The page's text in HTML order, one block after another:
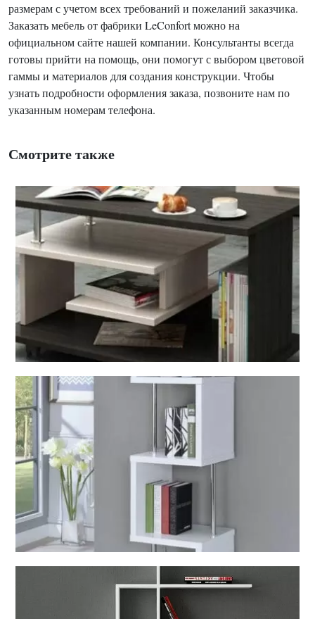
размерам с учетом всех требований и пожеланий заказчика.
Заказать мебель от фабрики LeConfort можно на
официальном сайте нашей компании. Консультанты всегда
готовы прийти на помощь, они помогут с выбором цветовой
гаммы и материалов для создания конструкции. Чтобы
узнать подробности оформления заказа, позвоните нам по
указанным номерам телефона.
Смотрите также